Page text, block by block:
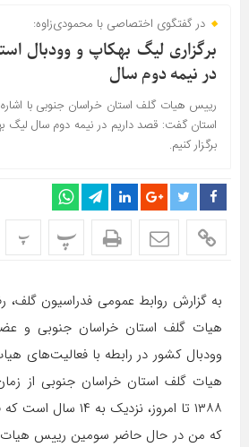
در گفتگوی اختصاصی با محمودی‌زاوه:
برگزاری لیگ بهکاپ و وودبال
در نیمه دوم سال
رییس هیات گلف استان خراسان جنوبی با
استان گفت: قصد داریم در نیمه دوم سال لیگ
برگزار کنیم.
پ پ
به گزارش روابط عمومی فدراسیون گلف،
هیات گلف استان خراسان جنوبی و
وودبال کشور در رابطه با فعالیت‌های
هیات گلف استان خراسان جنوبی از
۱۳۸۸ تا امروز، نزدیک
که من در حال حاضر سومین رییس